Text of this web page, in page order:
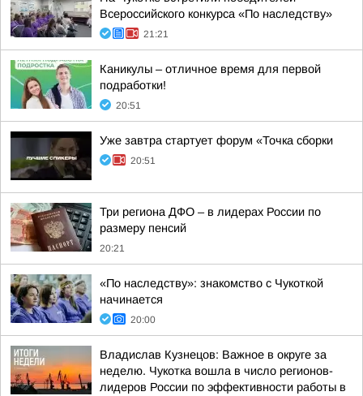
Всероссийского конкурса «По наследству»
21:21
Каникулы – отличное время для первой
подработки!
20:51
Уже завтра стартует форум «Точка сборки
20:51
Три региона ДФО – в лидерах России по
размеру пенсий
20:21
«По наследству»: знакомство с Чукоткой
начинается
20:00
Владислав Кузнецов: Важное в округе за
неделю. Чукотка вошла в число регионов-
лидеров России по эффективности работы в